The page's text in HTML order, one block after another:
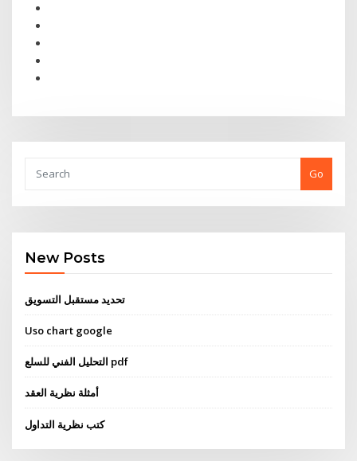
Go
New Posts
تحديد مستقبل التسويق
Uso chart google
التحليل الفني للسلع pdf
أمثلة نظرية العقد
كتب نظرية التداول